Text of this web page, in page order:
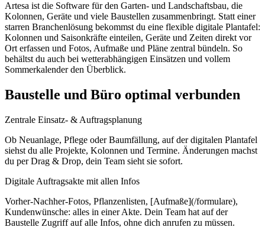
Artesa ist die Software für den Garten- und Landschaftsbau, die
Kolonnen, Geräte und viele Baustellen zusammenbringt. Statt einer
starren Branchenlösung bekommst du eine flexible digitale Plantafel:
Kolonnen und Saisonkräfte einteilen, Geräte und Zeiten direkt vor
Ort erfassen und Fotos, Aufmaße und Pläne zentral bündeln. So
behältst du auch bei wetterabhängigen Einsätzen und vollem
Sommerkalender den Überblick.
Baustelle und Büro optimal verbunden
Zentrale Einsatz- & Auftragsplanung
Ob Neuanlage, Pflege oder Baumfällung, auf der digitalen Plantafel
siehst du alle Projekte, Kolonnen und Termine. Änderungen machst
du per Drag & Drop, dein Team sieht sie sofort.
Digitale Auftragsakte mit allen Infos
Vorher-Nachher-Fotos, Pflanzenlisten, [Aufmaße](/formulare),
Kundenwünsche: alles in einer Akte. Dein Team hat auf der
Baustelle Zugriff auf alle Infos, ohne dich anrufen zu müssen.